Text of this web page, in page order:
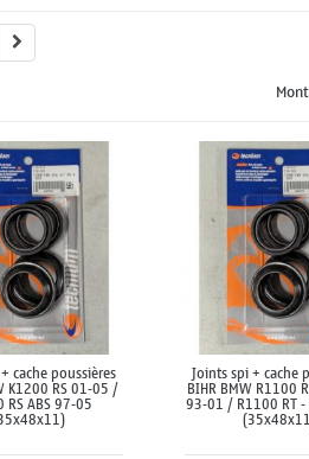
cache poussières
K1200 RS 01-05 /
RS ABS 97-05
Joints spi + cache
BIHR BMW R1100
93-01 / R1100 RT -